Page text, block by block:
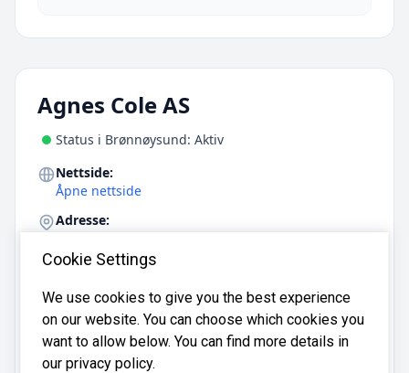
Agnes Cole AS
Status i Brønnøysund: Aktiv
Nettside:
Åpne nettside
Adresse:
E-post:
Telefon:
90 59 98 84
Cookie Settings
We use cookies to give you the best experience
on our website. You can choose which cookies you
want to allow below. You can find more details in
our privacy policy.